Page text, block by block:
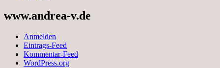
www.andrea-v.de
Anmelden
Eintrags-Feed
Kommentar-Feed
WordPress.org